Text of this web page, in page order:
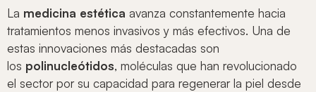
La medicina estética avanza constantemente hacia
tratamientos menos invasivos y más efectivos. Una de
estas innovaciones más destacadas son
los polinucleótidos, moléculas que han revolucionado
el sector por su capacidad para regenerar la piel desde